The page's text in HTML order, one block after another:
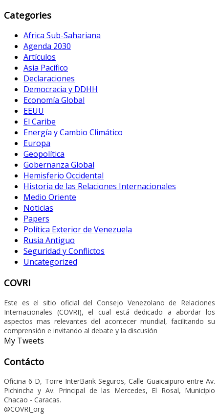
Categories
Africa Sub-Sahariana
Agenda 2030
Artículos
Asia Pacífico
Declaraciones
Democracia y DDHH
Economía Global
EEUU
El Caribe
Energía y Cambio Climático
Europa
Geopolítica
Gobernanza Global
Hemisferio Occidental
Historia de las Relaciones Internacionales
Medio Oriente
Noticias
Papers
Política Exterior de Venezuela
Rusia Antiguo
Seguridad y Conflictos
Uncategorized
COVRI
Este es el sitio oficial del Consejo Venezolano de Relaciones
Internacionales (COVRI), el cual está dedicado a abordar los
aspectos mas relevantes del acontecer mundial, facilitando su
comprensión e invitando al debate y la discusión
My Tweets
Contácto
Oficina 6-D, Torre InterBank Seguros, Calle Guaicaipuro entre Av.
Pichincha y Av. Principal de las Mercedes, El Rosal, Municipio
Chacao - Caracas.
@COVRI_org